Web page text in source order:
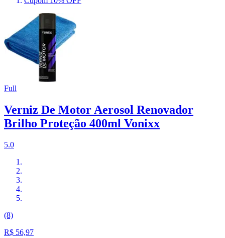
Full
Verniz De Motor Aerosol Renovador
Brilho Proteção 400ml Vonixx
5.0
(8)
R$ 56,97